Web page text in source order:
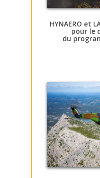
HYNAERO et
pour le
du